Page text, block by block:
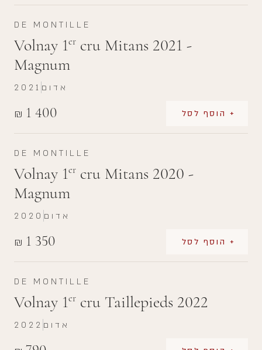
DE MONTILLE
Volnay 1er cru Mitans 2021 -
Magnum
₪ 1 400 + הוסף לסל
2021 אדום
DE MONTILLE
Volnay 1er cru Mitans 2020 -
Magnum
₪ 1 350 + הוסף לסל
2020 אדום
DE MONTILLE
Volnay 1er cru Taillepieds 2022
2022 אדום